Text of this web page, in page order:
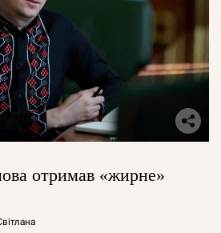
отримав «жирне»